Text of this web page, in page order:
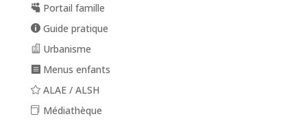
Portail famille
Guide pratique
Urbanisme
Menus enfants
ALAE / ALSH
Médiathèque